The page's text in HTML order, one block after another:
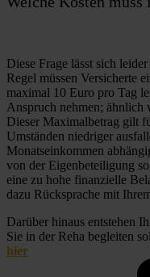
Diese Frage lässt sich
Regel müssen Versicherte
maximal 10 Euro pro Tag
Anspruch nehmen;
Dieser Maximalbetrag gilt
Umständen niedriger
Monatseinkommen
von der Eigenbeteiligung
eine zu hohe finanzielle
dazu Rücksprache mit
Darüber hinaus entstehen
hier